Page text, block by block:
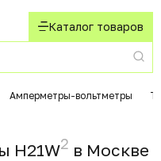
Каталог товаров
Амперметры-вольтметры
H21W2 в Москвe